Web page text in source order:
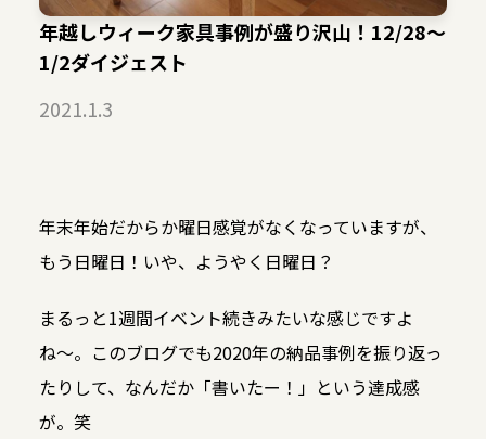
年越しウィーク家具事例が盛り沢山！12/28〜
1/2ダイジェスト
2021.1.3
年末年始だからか曜日感覚がなくなっていますが、
もう日曜日！いや、ようやく日曜日？
まるっと1週間イベント続きみたいな感じですよ
ね〜。このブログでも2020年の納品事例を振り返っ
たりして、なんだか「書いたー！」という達成感
が。笑